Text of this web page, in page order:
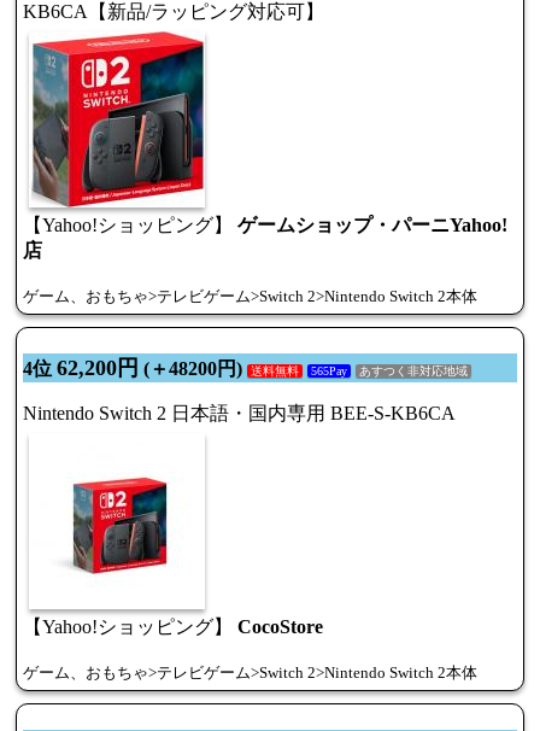
KB6CA【新品/ラッピング対応可】
【Yahoo!ショッピング】 ゲームショップ・パーニYahoo!
店
ゲーム、おもちゃ>テレビゲーム>Switch 2>Nintendo Switch 2本体
4位 62,200円 (＋48200円) 送料無料 565Pay あすつく非対応地域
Nintendo Switch 2 日本語・国内専用 BEE-S-KB6CA
【Yahoo!ショッピング】 CocoStore
ゲーム、おもちゃ>テレビゲーム>Switch 2>Nintendo Switch 2本体